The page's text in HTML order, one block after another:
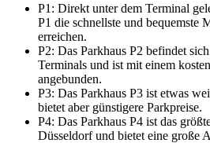
P1: Direkt unter dem Terminal
P1 die schnellste und bequemste
erreichen.
P2: Das Parkhaus P2 befindet
Terminals und ist mit einem
angebunden.
P3: Das Parkhaus P3 ist etwas
bietet aber günstigere Parkpreise.
P4: Das Parkhaus P4 ist das
Düsseldorf und bietet eine große